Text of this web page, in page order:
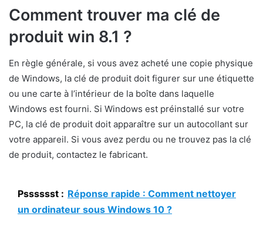
Comment trouver ma clé de
produit win 8.1 ?
En règle générale, si vous avez acheté une copie physique
de Windows, la clé de produit doit figurer sur une étiquette
ou une carte à l’intérieur de la boîte dans laquelle
Windows est fourni. Si Windows est préinstallé sur votre
PC, la clé de produit doit apparaître sur un autocollant sur
votre appareil. Si vous avez perdu ou ne trouvez pas la clé
de produit, contactez le fabricant.
Psssssst : Réponse rapide : Comment nettoyer
un ordinateur sous Windows 10 ?